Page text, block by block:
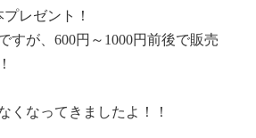
レゼント！
すが、600円～1000円前後で販売
くなってきましたよ！！